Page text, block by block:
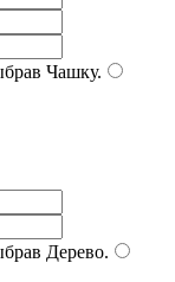
Чашку.
Дерево.